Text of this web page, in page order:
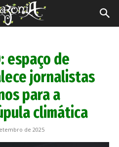
espaço de
jornalistas
para a
climática
de 2025